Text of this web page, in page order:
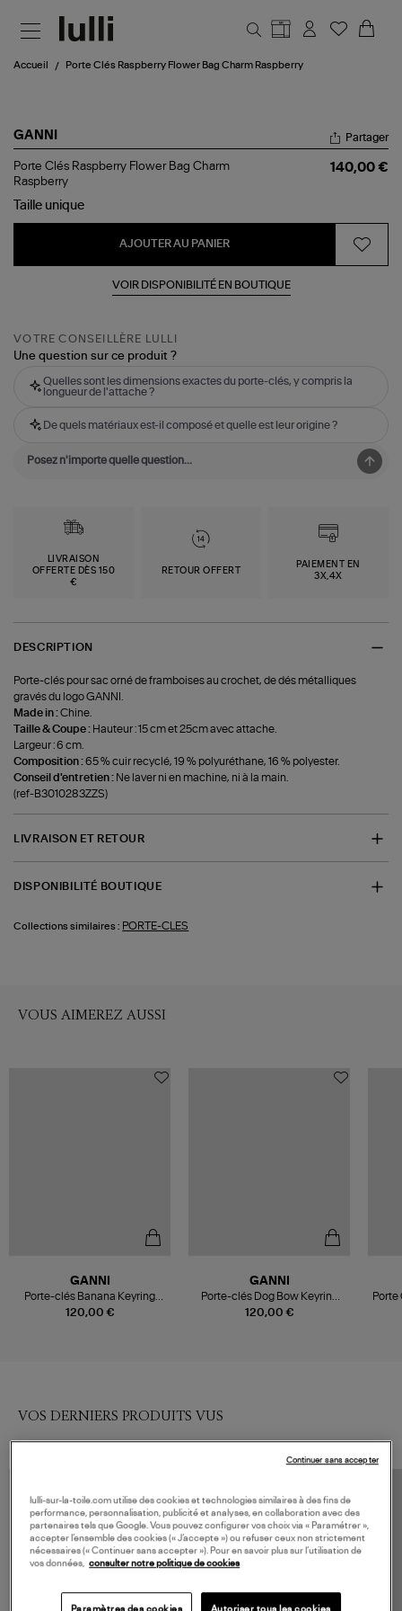
Accueil Porte Clés Raspberry Flower Bag Charm Raspberry
GANNI
Porte
Clés
Raspberry
Flower
Bag
Partager
Porte Clés Raspberry Flower Bag Charm
Raspberry
140,00 €
Taille unique
AJOUTER AU PANIER
VOIR DISPONIBILITÉ EN BOUTIQUE
VOTRE CONSEILLÈRE LULLI
Une question sur ce produit ?
Quelles sont les dimensions exactes du porte-clés, y compris la
longueur de l'attache ?
De quels matériaux est-il composé et quelle est leur origine ?
LIVRAISON
OFFERTE DÈS 150
€
RETOUR OFFERT
PAIEMENT EN
3X,4X
DESCRIPTION
Porte-clés pour sac orné de framboises au crochet, de dés métalliques
gravés du logo GANNI.
Made in :Chine.
Taille & Coupe : Hauteur : 15 cm et 25cm avec attache.
Largeur : 6 cm.
Composition :65 % cuir recyclé, 19 % polyuréthane, 16 % polyester.
Conseil d'entretien : Ne laver ni en machine, ni à la main.
(ref-B3010283ZZS)
LIVRAISON ET RETOUR
DISPONIBILITÉ BOUTIQUE
Collections similaires : PORTE-CLES
VOUS AIMEREZ AUSSI
120,00 €
GANNI
Porte-clés Banana Keyring
Noir
120,00 €
GANNI
Porte-clés Dog Bow Keyring
Noir
Porte
VOS DERNIERS PRODUITS VUS
lulli-sur-la-toile.com utilise des cookies et technologies similaires à des fins de
performance, personnalisation, publicité et analyses, en collaboration avec des
partenaires tels que Google. Vous pouvez configurer vos choix via « Paramétrer »,
accepter l’ensemble des cookies (« J’accepte ») ou refuser ceux non strictement
nécessaires (« Continuer sans accepter »). Pour en savoir plus sur l’utilisation de
vos données,
consulter notre politique de cookies
Paramètres des cookies Autoriser tous les cookies
Continuer sans accepter